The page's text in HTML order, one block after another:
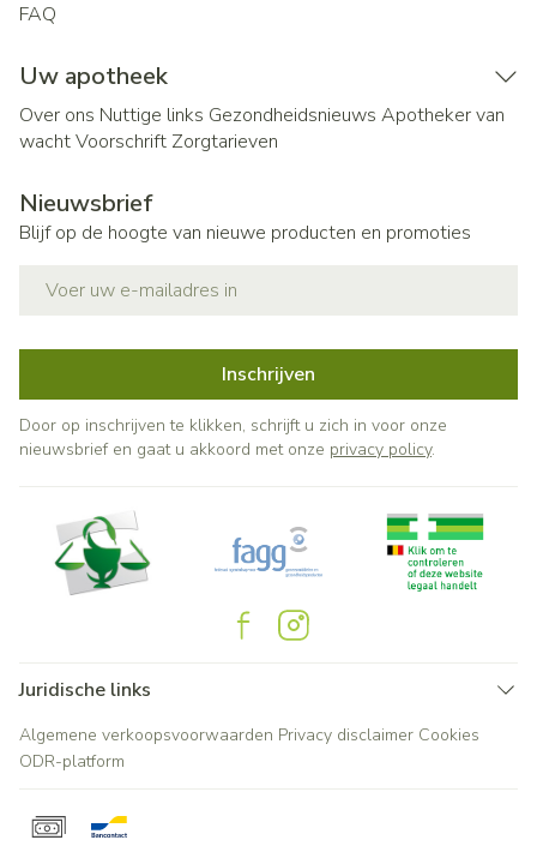
FAQ
Uw apotheek
Over ons Nuttige links Gezondheidsnieuws Apotheker van
wachtVoorschrift Zorgtarieven
Nieuwsbrief
Blijf op de hoogte van nieuwe producten en promoties
Inschrijven
Door op inschrijven te klikken, schrijft u zich in voor onze
nieuwsbrief en gaat u akkoord met onze privacy policy.
Juridische links
Algemene verkoopsvoorwaarden Privacy disclaimer Cookies
ODR-platform